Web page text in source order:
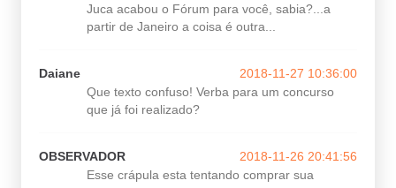
Juca acabou o Fórum para você, sabia?...a
partir de Janeiro a coisa é outra...
Daiane
2018-11-27 10:36:00
Que texto confuso! Verba para um concurso
que já foi realizado?
OBSERVADOR
2018-11-26 20:41:56
Esse crápula esta tentando comprar sua